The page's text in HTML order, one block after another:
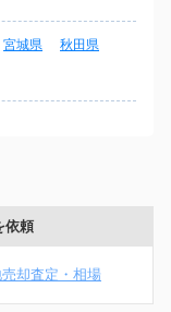
宮城県
秋田県
依頼
却査定・相場